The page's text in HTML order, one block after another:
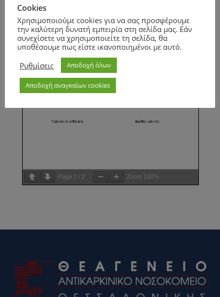
Page 1 / 2 Zoom 100%
Cookies
Χρησιμοποιούμε cookies για να σας προσφέρουμε
την καλύτερη δυνατή εμπειρία στη σελίδα μας. Εάν
συνεχίσετε να χρησιμοποιείτε τη σελίδα, θα
υποθέσουμε πως είστε ικανοποιημένοι με αυτό.
Ρυθμίσεις
Αποδοχή όλων
Αποδοχή αναγκαίων cookies